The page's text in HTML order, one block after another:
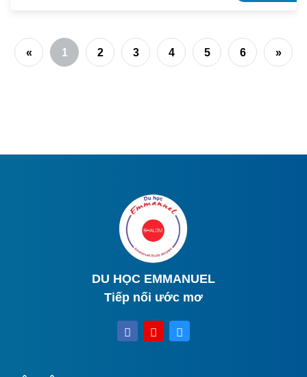
« 1 2 3 4 5 6 »
DU HỌC EMMANUEL
Tiếp nối ước mơ